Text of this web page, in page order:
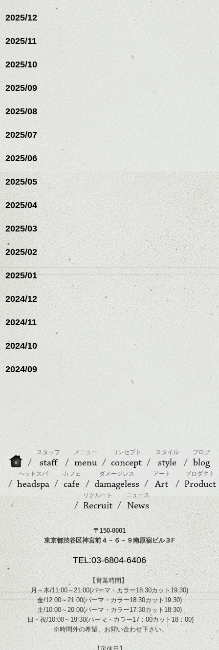
ハンサムショート／ヘッド
スパ／伸びても目立たない
ルカラー/髪質改善/TOKIOト
リートメント/ブリーチ/イン
ナーカラー/イルミナカラー/
ミニボブ/抜け感ショート/バ
レイヤージュ/縮毛矯正
スパ／伸びても目立たない
ヘアカラー/ハイライト/ダブ
リートメント/ブリーチ/イン
ナーカラー/イルミナカラー/
ミニボブ/抜け感ショート/バ
レイヤージュ/縮毛矯
2025/12
2025/11
2025/10
2025/09
2025/08
2025/07
2025/06
2025/05
2025/04
2025/03
2025/02
2025/01
2024/12
2024/11
2024/10
2024/09
スタッフ
staff
メニュー
menu
コンセプト
concept
スタイル
style
ブログ
blog
ヘッドスパ
headspa
カフェ
cafe
ダメージレス
damageless
アート
Art
プロダクト
Product
リクルート
Recruit
ニュース
News
〒150-0001
東京都渋谷区神宮前４－６－９南原宿ビル３F
TEL:03-6804-6406
【営業時間】
月～木/11:00～21:00(パーマ・カラー18:30カット19:30)
金/12:00～21:00(パーマ・カラー18:30カット19:30)
土/10:00～20:00(パーマ・カラー17:30カット18:30)
日・祝/10:00～19:30(パーマ・カラー17：00カット18：00)
※時間外の希望、お問い合わせ下さい。